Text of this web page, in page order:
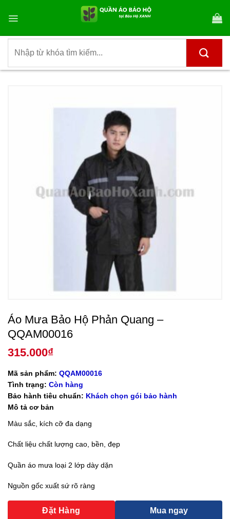
qua
dung
kiếm:
Áo Mưa Bảo Hộ Phản Quang –
QQAM00016
315.000₫
Mã sản phẩm: QQAM00016
Tình trạng: Còn hàng
Bảo hành tiêu chuẩn: Khách chọn gói bảo hành
Mô tả cơ bản
Màu sắc, kích cỡ đa dạng
Chất liệu chất lượng cao, bền, đẹp
Quần áo mưa loại 2 lớp dày dặn
Nguồn gốc xuất sứ rõ ràng
Đặt Hàng Mua ngay